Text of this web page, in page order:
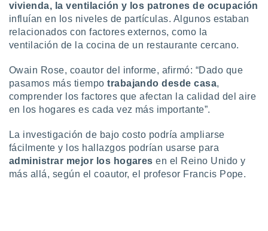
únicos
similares
como
este sitio
IP
de
traten tus
en
interés
vivienda, la ventilación y los patrones de ocupación
influían en los niveles de partículas. Algunos estaban
relacionados con factores externos, como la
ventilación de la cocina de un restaurante cercano.
Owain Rose, coautor del informe, afirmó: “Dado que
pasamos más tiempotrabajando desde casa,
comprender los factores que afectan la calidad del aire
en los hogares es cada vez más importante”.
La investigación de bajo costo podría ampliarse
fácilmente y los hallazgos podrían usarse para
administrar mejor los hogares en el Reino Unido y
más allá, según el coautor, el profesor Francis Pope.